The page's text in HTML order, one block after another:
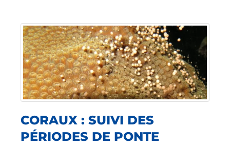
CORAUX : SUIVI DES
PÉRIODES DE PONTE